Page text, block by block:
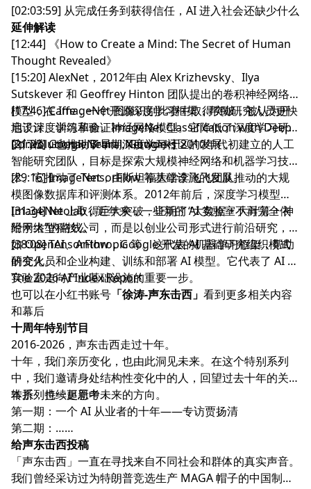
[02:03:59] 从完成任务到获得信任，AI 进入社会还缺少什么
延伸解读
[12:44]
《How to Create a Mind: The Secret of Human
Thought Revealed》
[15:20] AlexNet，2012年由 Alex Krizhevsky、Ilya
Sutskever 和 Geoffrey Hinton 团队提出的卷积神经网络
模型，在 ImageNet 图像识别比赛中取得突破，被认为开
启了深度学习革命。ImageNet Classification with Deep
Convolutional Neural Networks
[17:46] Caffe，一个开源深度学习框架，帮助研究人员更快
地设计、训练和验证神经网络模型。它降低了深度学习研究
的门槛，也推动了早期深度学习社区的发展。
[21:23] Google Brain，Google 于2010年代初建立的人工
智能研究团队，目标是探索大规模神经网络和机器学习技
术。它推动了 TensorFlow 等基础设施的发展。
[29:16] ImageNet，由斯坦福大学李飞飞团队推动的大规
模图像数据库和评测体系。2012年前后，深度学习模型在
ImageNet 上取得巨大突破，证明了“大数据 + 大计算 + 神
经网络”的路线。
[31:34] Neolab，近年来，一些新的 AI 实验室不再完全依
附于大型科技公司，而是以创业公司形式进行前沿研究，例
如 OpenAI、Anthropic 等。这代表 AI 基础研究组织模式
的变化。
[38:08] TensorFlow，Google 开发的机器学习框架，帮助
研究人员和企业构建、训练和部署 AI 模型。它代表了 AI 从
实验室走向产业基础设施的重要一步。
The 2026 AI Index Report
也可以在小红书账号 「徐涛-声东击西」 看到更多相关内容
和幕后
十周年特别节目
2016-2026，声东击西走过十年。
十年，我们亲历变化，也由此洞见未来。在这个特别系列
中，我们邀请身处结构性变化中的人，回望过去十年的关键
转折，也一起思考未来的方向。
本系列持续更新中：
第一期： 一个 AI 从业者的十年——专访贾扬清
第二期：……
给声东击西投稿
「声东击西」一直在寻找来自不同社会和群体的真实声音。
我们曾经采访过为特朗普竞选生产 MAGA 帽子的中国制造